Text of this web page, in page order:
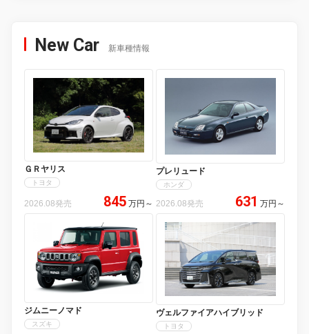
New Car 新車種情報
ＧＲヤリス
トヨタ
2026.08発売 845 万円 ～
プレリュード
ホンダ
2026.08発売 631 万円 ～
ジムニーノマド
スズキ
ヴェルファイアハイブリッド
トヨタ